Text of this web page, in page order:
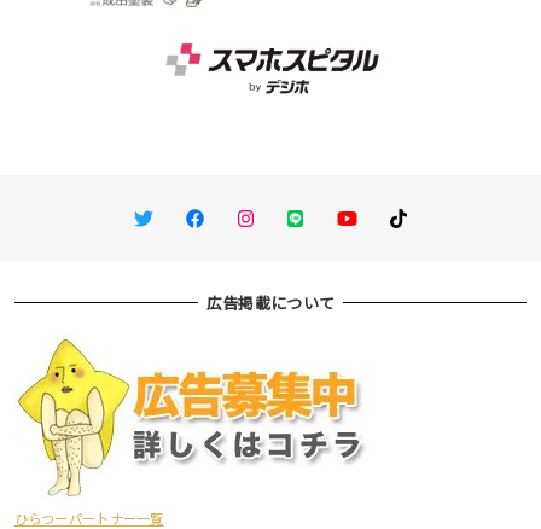
TwitterFacebookInstagram
LINE You TubeTikTok
広告掲載について
ひらつーパートナー一覧